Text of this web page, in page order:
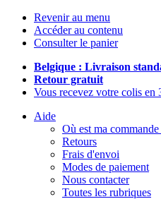
Revenir au menu
Accéder au contenu
Consulter le panier
Belgique : Livraison
Retour gratuit
Vous recevez votre colis en
Aide
Où est ma commande
Retours
Frais d'envoi
Modes de paiement
Nous contacter
Toutes les rubriques